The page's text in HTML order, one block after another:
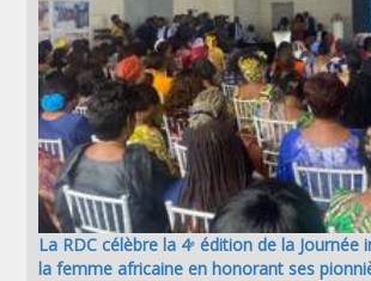
La RDC célèbre la 4ᵉ édition de la Journée
la femme africaine en honorant ses